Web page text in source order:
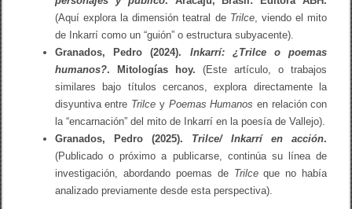
(Aquí explora la dimensión teatral de Trilce, viendo el mito
de Inkarrí como un “guión” o estructura subyacente).
Granados, Pedro (2024). Inkarrí: ¿Trilce o poemas
humanos?. Mitologías hoy. (Este artículo, o trabajos
similares bajo títulos cercanos, explora directamente la
disyuntiva entre Trilce y Poemas Humanos en relación con
la “encarnación” del mito de Inkarrí en la poesía de Vallejo).
Granados, Pedro (2025). Trilce/ Inkarrí en acción.
(Publicado o próximo a publicarse, continúa su línea de
investigación, abordando poemas de Trilceque no había
analizado previamente desde esta perspectiva).